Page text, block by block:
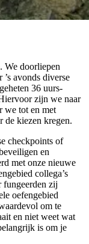
We doorliepen
’s avonds diverse
36 uurs-
zijn we naar
we tot en met
de kiezen kregen.
checkpoints of
en
met onze nieuwe
collega’s
fungeerden zij
oefengebied
om te
en niet weet wat
is om je